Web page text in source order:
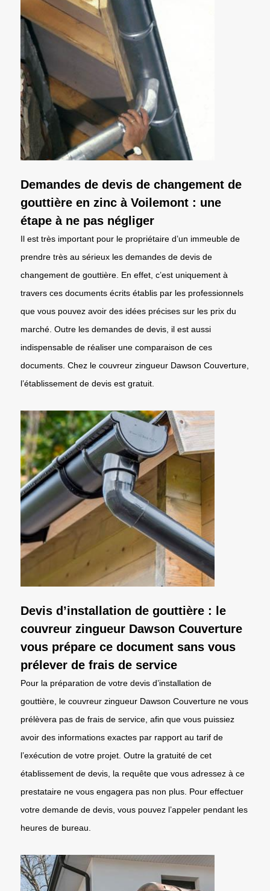
Demandes de devis de changement de
gouttière en zinc à Voilemont : une
étape à ne pas négliger
Il est très important pour le propriétaire d’un immeuble de
prendre très au sérieux les demandes de devis de
changement de gouttière. En effet, c’est uniquement à
travers ces documents écrits établis par les professionnels
que vous pouvez avoir des idées précises sur les prix du
marché. Outre les demandes de devis, il est aussi
indispensable de réaliser une comparaison de ces
documents. Chez le couvreur zingueur Dawson Couverture,
l’établissement de devis est gratuit.
Devis d’installation de gouttière : le
couvreur zingueur Dawson Couverture
vous prépare ce document sans vous
prélever de frais de service
Pour la préparation de votre devis d’installation de
gouttière, le couvreur zingueur Dawson Couverture ne vous
prélèvera pas de frais de service, afin que vous puissiez
avoir des informations exactes par rapport au tarif de
l’exécution de votre projet. Outre la gratuité de cet
établissement de devis, la requête que vous adressez à ce
prestataire ne vous engagera pas non plus. Pour effectuer
votre demande de devis, vous pouvez l’appeler pendant les
heures de bureau.